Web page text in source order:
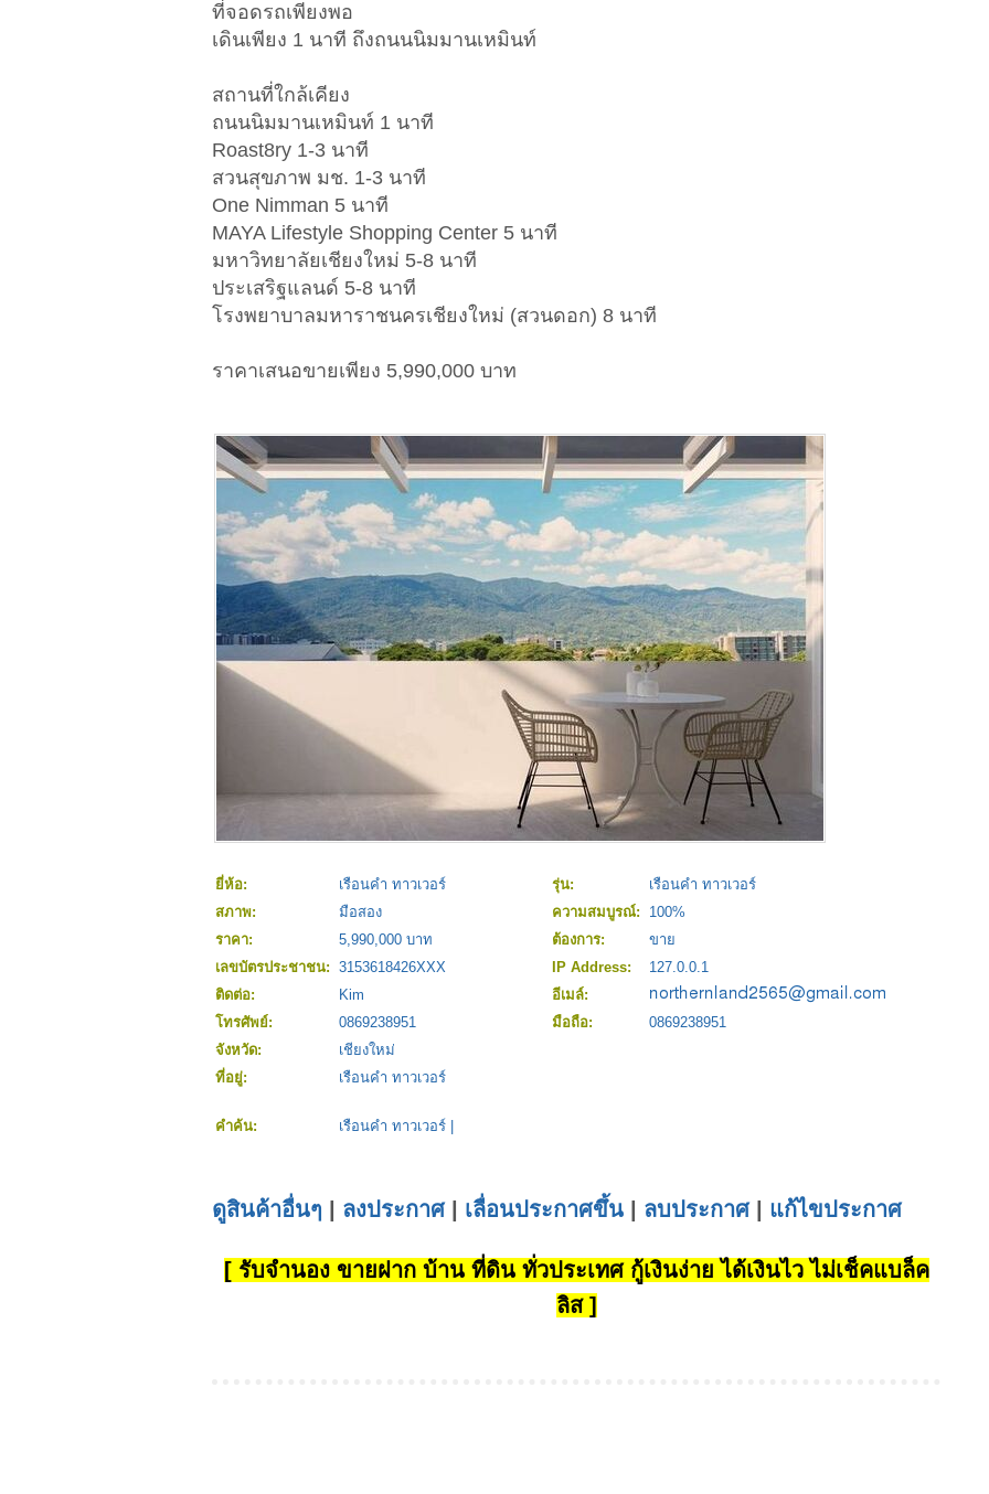
ที่จอดรถเพียงพอ
เดินเพียง 1 นาที ถึงถนนนิมมานเหมินท์
สถานที่ใกล้เคียง
ถนนนิมมานเหมินท์ 1 นาที
Roast8ry 1-3 นาที
สวนสุขภาพ มช. 1-3 นาที
One Nimman 5 นาที
MAYA Lifestyle Shopping Center 5 นาที
มหาวิทยาลัยเชียงใหม่ 5-8 นาที
ประเสริฐแลนด์ 5-8 นาที
โรงพยาบาลมหาราชนครเชียงใหม่ (สวนดอก) 8 นาที
ราคาเสนอขายเพียง 5,990,000 บาท
ยี่ห้อ: เรือนคำ ทาวเวอร์ รุ่น:
เรือนคำ ทาวเวอร์
สภาพ:
มือสอง ความสมบูรณ์:
100%
ราคา:
5,990,000 บาท ต้องการ:
ขาย
เลขบัตรประชาชน: 3153618426XXX IP Address:
127.0.0.1
ติดต่อ:
Kim
อีเมล์:
โทรศัพย์:
0869238951 มือถือ:
0869238951
จังหวัด:
เชียงใหม่
ที่อยู่:
เรือนคำ ทาวเวอร์
คำค้น: เรือนคำ ทาวเวอร์
ดูสินค้าอื่นๆ ลงประกาศ| เลื่อนประกาศขึ้น ลบประกาศ| แก้ไขประกาศ
[ รับจำนอง ขายฝาก บ้าน ที่ดิน ทั่วประเทศ กู้เงินง่าย ได้เงินไว ไม่เช็คแบล็ค
ลิส ]